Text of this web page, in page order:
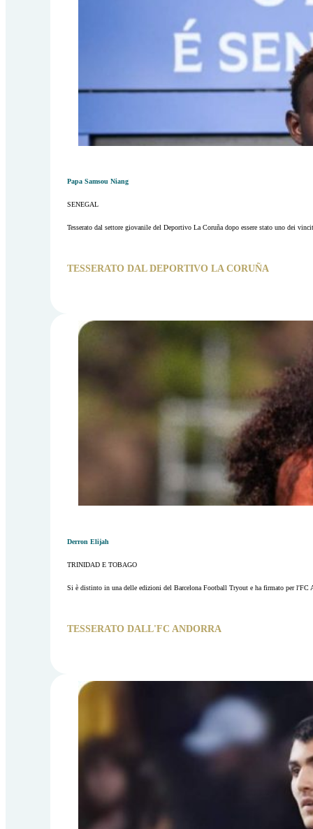
Papa Samsou Niang
SENEGAL
Tesserato dal settore giovanile del Deportivo La Coruña dopo essere stato uno dei
TESSERATO DAL DEPORTIVO LA CORUÑA
Derron Elijah
TRINIDAD E TOBAGO
Si è distinto in una delle edizioni del Barcelona Football Tryout e ha firmato per l'FC
TESSERATO DALL'FC ANDORRA